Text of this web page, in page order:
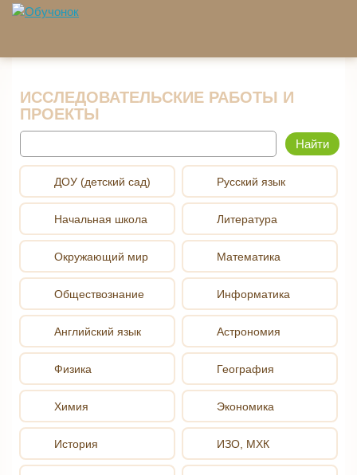
Перейти к основному содержанию
ИССЛЕДОВАТЕЛЬСКИЕ РАБОТЫ И
ПРОЕКТЫ
ДОУ (детский сад)
Начальная школа
Окружающий мир
Обществознание
Английский язык
Русский язык
Литература
Математика
Информатика
Астрономия
Физика
Химия
История
География
Экономика
ИЗО, МХК